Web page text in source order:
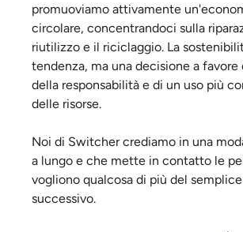
promuoviamo attivamente
circolare, concentrandoci sulla
riutilizzo e il riciclaggio. La
tendenza, ma una decisione a favore
della responsabilità e di un uso più
delle risorse.
Noi di Switcher crediamo in una
a lungo e che mette in contatto le
vogliono qualcosa di più del
successivo.